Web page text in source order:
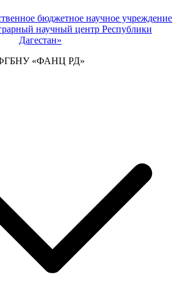
бюджетное научное учреждение
научный центр Республики
Дагестан»
«ФАНЦ РД»